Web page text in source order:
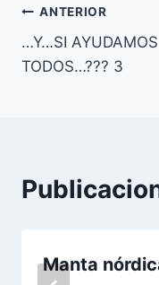
Navegación
de
ANTERIOR
…Y…SI AYUDAMOS
TODOS…??? 3
Manta